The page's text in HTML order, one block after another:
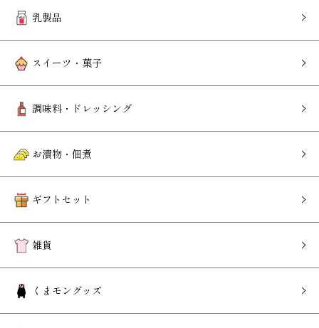
乳製品
スイーツ・菓子
調味料・ドレッシング
お漬物・佃煮
ギフトセット
雑貨
くまモングッズ